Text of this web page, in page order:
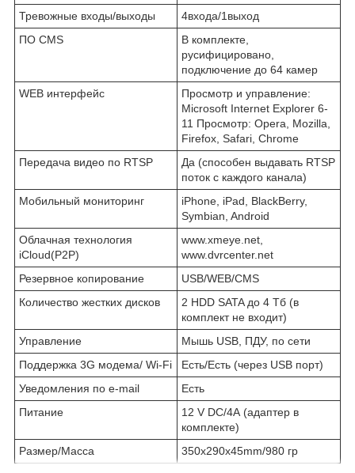
Тревожные входы/выходы
4входа/1выход
ПО CMS
В комплекте,
русифицировано,
подключение до 64 камер
WEB интерфейс
Просмотр и управление:
Microsoft Internet Explorer 6-
11 Просмотр: Opera, Mozilla,
Firefox, Safari, Chrome
Передача видео по RTSP
Да (способен выдавать RTSP
поток с каждого канала)
Мобильный мониторинг
iPhone, iPad, BlackBerry,
Symbian, Android
Облачная технология
iCloud(P2P)
www.xmeye.net,
www.dvrcenter.net
Резервное копирование
USB/WEB/CMS
Количество жестких дисков
2 HDD SATA до 4 Тб (в
комплект не входит)
Управление
Мышь USB, ПДУ, по сети
Поддержка 3G модема/ Wi-Fi
Есть/Есть (через USB порт)
Уведомления по e-mail
Есть
Питание
12 V DC/4А (адаптер в
комплекте)
Размер/Масса
350х290х45mm/980 гр